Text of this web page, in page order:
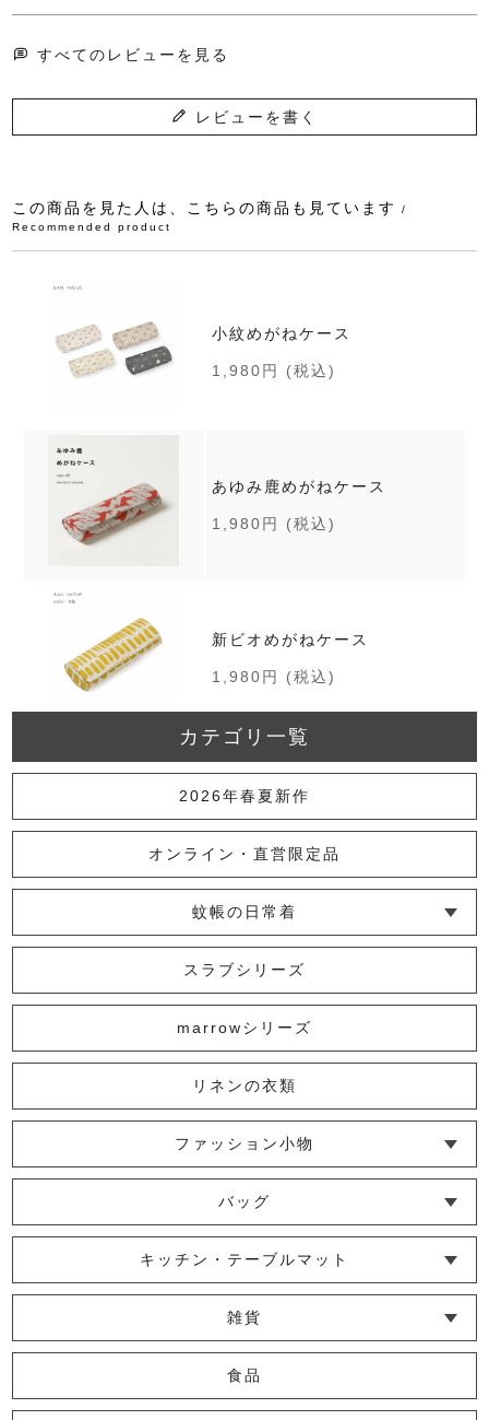
すべてのレビューを見る
レビューを書く
この商品を見た人は、こちらの商品も見ています
/
Recommended product
小紋めがねケース
1,980円 (税込)
あゆみ鹿めがねケース
1,980円 (税込)
新ビオめがねケース
1,980円 (税込)
小紋ポーチ
2,750円 (税込)
森の鹿ルーペ
1,980円
花紋ティッシュケース
1,760円 (税込)
あゆみ鹿ポーチ
2,420円 (税込)
花紋ルーペ
カテゴリ一覧
2026年春夏新作
オンライン・直営限定品
蚊帳の日常着
└ インナー
└ トップス
└ ワンピース
└ パンツ
└ スカート
└ 羽織りもの
└ キッズ・ベビー
スラブシリーズ
marrowシリーズ
リネンの衣類
ファッション小物
└ ショール・ストール
└ マスク
└ 靴下・アームカバー
バッグ
└ ポシェット・ショルダーバッグ
└ トートバッグ
└ 巾着バッグ
キッチン・テーブルマット
└ 蚊帳のふきん
└ かっぽう着・エプロン
└ その他キッチン小物
└ コースター
└ ランチョンマット・プレースマット
└ テーブルランナー・テーブルセンター
雑貨
└ その他小物
└ タオル・ハンカチ
└ ポーチ
└ インテリア
食品